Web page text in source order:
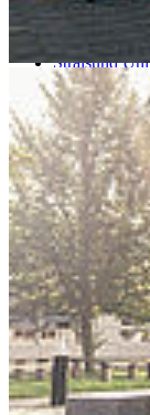
Stralsund
HOST
Facilities and
Poststelle
Die Poststelle
Montag bis
12:30 bis 14:00
Freitag 10:30 bis
The Post Office
hours:
Monday to
12:30 to 14:00.
Friday 10:30 to